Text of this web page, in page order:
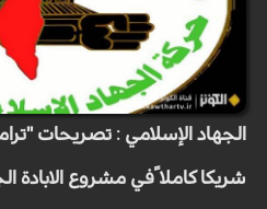
الجهاد الإسلامي : تصريحات
شريكا كاملا ًفي مشروع الابادة